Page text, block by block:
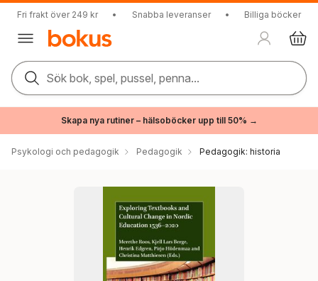
Fri frakt över 249 kr • Snabba leveranser • Billiga böcker
Sök bok, spel, pussel, penna...
Skapa nya rutiner – hälsoböcker upp till 50% →
Psykologi och pedagogik Pedagogik Pedagogik: historia